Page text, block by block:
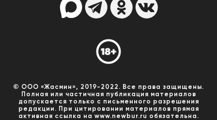
© ООО «Жасмин», 2019-2022. Все права защищены.
Полная или частичная публикация материалов
допускается только с письменного разрешения
редакции. При цитировании материалов прямая
активная ссылка на www.newbur.ru обязательна.